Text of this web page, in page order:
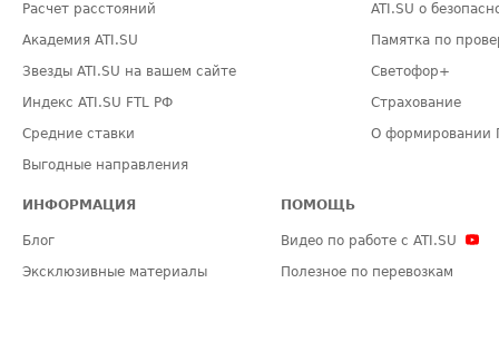
Расчет расстояний
Академия ATI.SU
Звезды ATI.SU на вашем сайте
Индекс ATI.SU FTL РФ
Средние ставки
Выгодные направления
ATI.SU о
Памятка по
Светофор+
Страхование
О формировании
ИНФОРМАЦИЯ
Блог
Эксклюзивные материалы
ПОМОЩЬ
Видео по работе с ATI.SU
Полезное по перевозкам